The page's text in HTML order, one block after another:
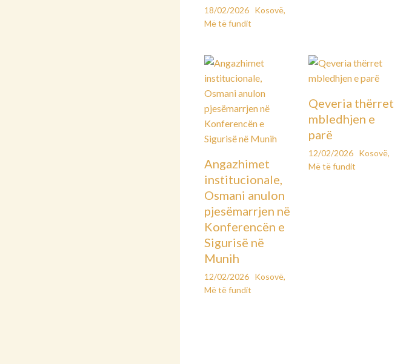
18/02/2026 Kosovë,
Më të fundit
Angazhimet
institucionale,
Osmani anulon
pjesëmarrjen në
Konferencën e
Sigurisë në
Munih
12/02/2026 Kosovë,
Më të fundit
Qeveria thërret
mbledhjen e
parë
12/02/2026 Kosovë,
Më të fundit